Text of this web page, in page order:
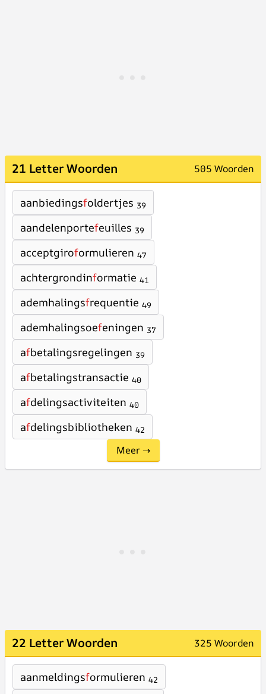
21 Letter Woorden 505 Woorden
aanbiedingsfoldertjes 39
aandelenportefeuilles 39
acceptgiroformulieren 47
achtergrondinformatie 41
ademhalingsfrequentie 49
ademhalingsoefeningen 37
afbetalingsregelingen 39
afbetalingstransactie 40
afdelingsactiviteiten 40
afdelingsbibliotheken 42
Meer →
22 Letter Woorden 325 Woorden
aanmeldingsformulieren 42